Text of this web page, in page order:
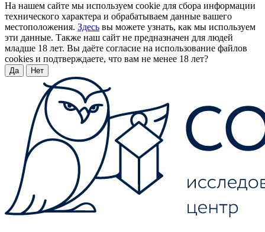
На нашем сайте мы используем cookie для сбора информации
технического характера и обрабатываем данные вашего
местоположения. Здесь вы можете узнать, как мы используем
эти данные. Также наш сайт не предназначен для людей
младше 18 лет. Вы даёте согласие на использование файлов
cookies и подтверждаете, что вам не менее 18 лет?
Да Нет